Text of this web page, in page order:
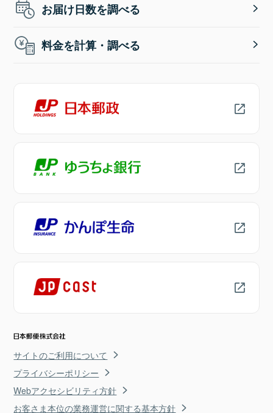
お届け日数を調べる
料金を計算・調べる
サイトのご利用について
プライバシーポリシー
Webアクセシビリティ方針
お客さま本位の業務運営に関する基本方針